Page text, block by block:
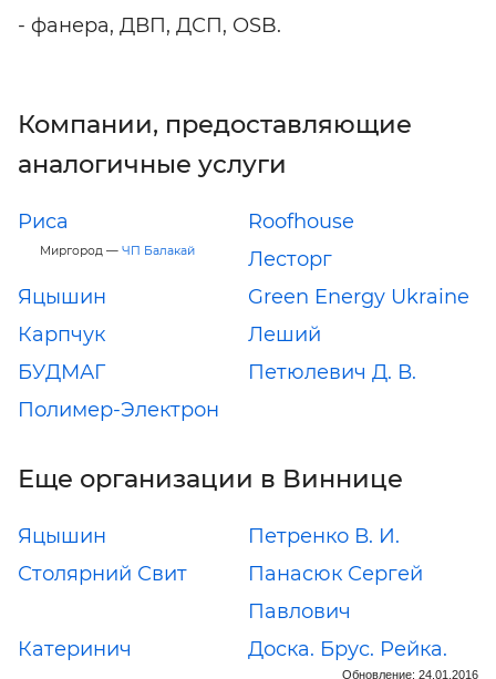
- фанера, ДВП, ДСП, OSB.
Компании, предоставляющие
аналогичные услуги
Риса
Миргород — ЧП Балакай
Roofhouse
Лесторг
Яцышин
Green Energy Ukraine
Карпчук
Леший
БУДМАГ
Петюлевич Д. В.
Полимер-Электрон
Еще организации в Виннице
Яцышин
Петренко В. И.
Столярний Свит
Панасюк Сергей
Павлович
Катеринич
Доска. Брус. Рейка.
Обновление: 24.01.2016